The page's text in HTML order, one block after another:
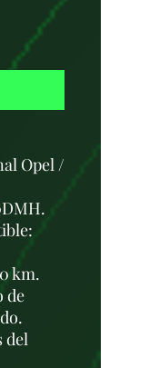
Opel /
km.
de
del